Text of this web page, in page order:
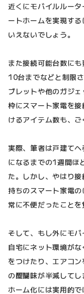
近くにモバイルルー
ートホームを実現す
いえないでしょう。
また接続可能台数に
10台までなどと制限
ブレットや他のガジ
枠にスマート家電を
けるアイテム数も、ご
実際、筆者は戸建て
になるまでの1週間ほ
た。しかし、やはり
持ちのスマート家電
常に不便だったことを
そして、もし外にモ
自宅にネット環境が
をつけたり、エアコ
の醍醐味が半減して
ホーム化には実用的で